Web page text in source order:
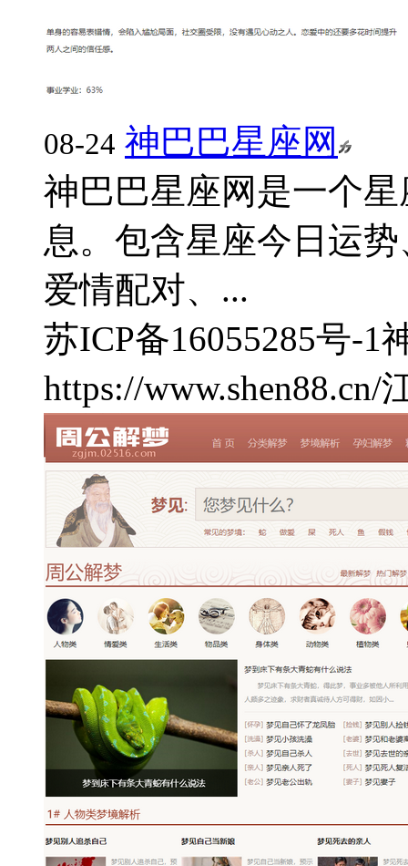
08-24 神巴巴星座网
神巴巴星座网是一个
息。包含星座今日运
爱情配对、...
苏ICP备16055285号-1
https://www.shen88.cn/